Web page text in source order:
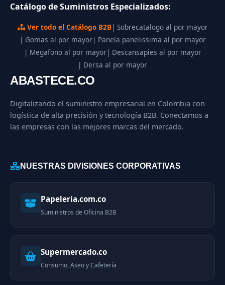
Catálogo de Suministros Especializados:
Ver todo el Catálogo B2B| Sobrecatalogo al por mayor
| Gomas al por mayor| Panela panelissima al por mayor
| Megafono al por mayor| Descansapies al por mayor
| Dersa al por mayor
ABASTECE.CO
Digitalizando el suministro empresarial en Colombia con
logística de alta precisión y tecnología B2B. Conectamos a
las empresas con las mejores marcas del mercado.
NUESTRAS DIVISIONES CORPORATIVAS
Papeleria.com.co
Suministros de Oficina B2B
Supermercado.co
Consumo, Aseo y Cafetería